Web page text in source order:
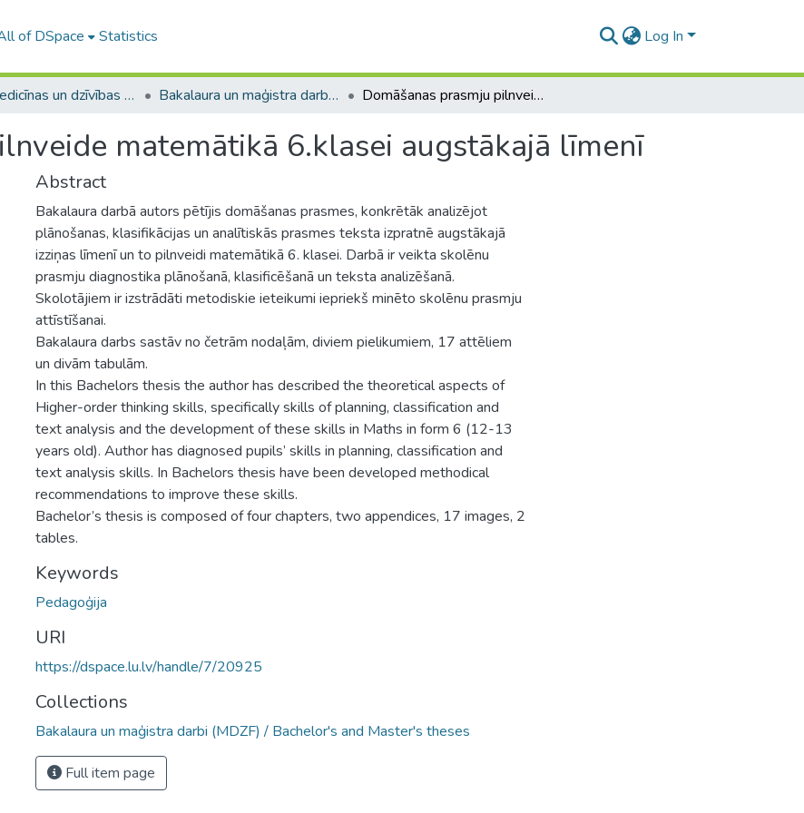
of DSpace Statistics Log In
A -- Medicīnas un dzīvības zinātņu fakultāte / Faculty of Medicine and Life Sciences Bakalaura un maģistra darbi (MDZF) / Bachelor's and Master's theses Domāšanas prasmju pilnveide matemātikā 6.klasei augstākajā līmenī
matemātikā 6.klasei augstākajā līmenī
Abstract
Bakalaura darbā autors pētījis domāšanas prasmes, konkrētāk analizējot
plānošanas, klasifikācijas un analītiskās prasmes teksta izpratnē augstākajā
izziņas līmenī un to pilnveidi matemātikā 6. klasei. Darbā ir veikta skolēnu
prasmju diagnostika plānošanā, klasificēšanā un teksta analizēšanā.
Skolotājiem ir izstrādāti metodiskie ieteikumi iepriekš minēto skolēnu prasmju
attīstīšanai.
Bakalaura darbs sastāv no četrām nodaļām, diviem pielikumiem, 17 attēliem
un divām tabulām.
In this Bachelors thesis the author has described the theoretical aspects of
Higher-order thinking skills, specifically skills of planning, classification and
text analysis and the development of these skills in Maths in form 6 (12-13
years old). Author has diagnosed pupils’ skills in planning, classification and
text analysis skills. In Bachelors thesis have been developed methodical
recommendations to improve these skills.
Bachelor’s thesis is composed of four chapters, two appendices, 17 images, 2
tables.
Keywords
Pedagoģija
URI
https://dspace.lu.lv/handle/7/20925
Collections
Bakalaura un maģistra darbi (MDZF) / Bachelor's and Master's theses
Full item page